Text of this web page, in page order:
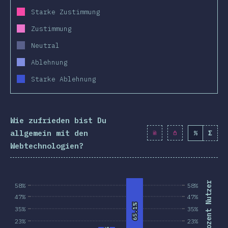
Starke Zustimmung
Zustimmung
Neutral
Ablehnung
Starke Ablehnung
Wie zufrieden bist Du
allgemein mit den
Webtechnologien?
% Σ
23%
35%
47%
58% Prozent Nutzer
23%
35%
47%
58%
65.1%
65.1%